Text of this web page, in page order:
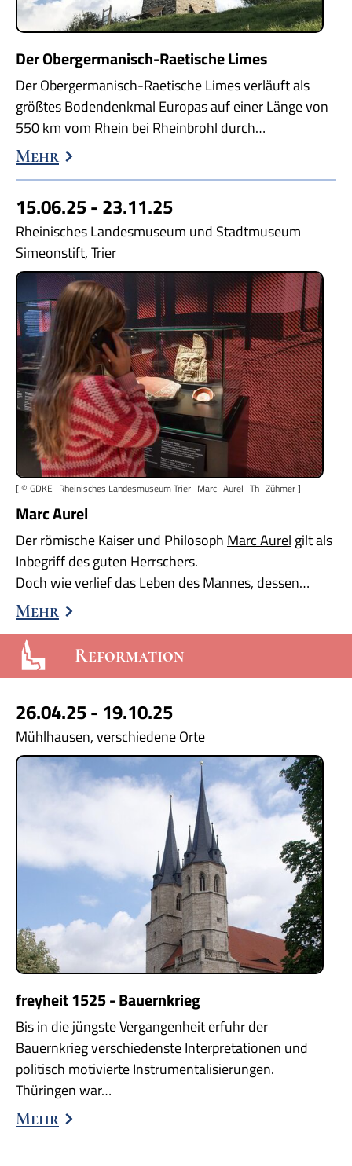
Der Obergermanisch-Raetische Limes
Der Obergermanisch-Raetische Limes verläuft als
größtes Bodendenkmal Europas auf einer Länge von
550 km vom Rhein bei Rheinbrohl durch…
Mehr
15.06.25 - 23.11.25
Rheinisches Landesmuseum und Stadtmuseum
Simeonstift, Trier
[ © GDKE_Rheinisches Landesmuseum Trier_Marc_Aurel_Th_Zühmer ]
Marc Aurel
Der römische Kaiser und Philosoph Marc Aurel gilt als
Inbegriff des guten Herrschers.
Doch wie verlief das Leben des Mannes, dessen…
Mehr
Reformation
26.04.25 - 19.10.25
Mühlhausen, verschiedene Orte
freyheit 1525 - Bauernkrieg
Bis in die jüngste Vergangenheit erfuhr der
Bauernkrieg verschiedenste Interpretationen und
politisch motivierte Instrumentalisierungen.
Thüringen war…
Mehr